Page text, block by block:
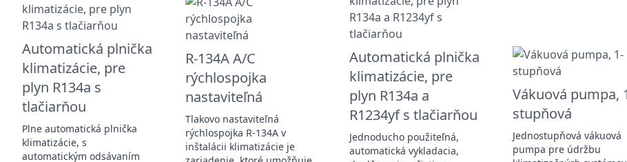
Automatická plnička
klimatizácie, pre
plyn R134a s
tlačiarňou
Plne automatická plnička
klimatizácie, s
automatickým odsávaním
R-134A A/C
rýchlospojka
nastaviteľná
Tlakovo nastaviteľná
rýchlospojka R-134A v
inštalácii klimatizácie je
Automatická plnička
klimatizácie, pre
plyn R134a a
R1234yf s tlačiarňou
Jednoducho použiteľná,
automatická vykladacia,
Vákuová pumpa,
stupňová
Jednostupňová vákuová
pumpa pre údržbu